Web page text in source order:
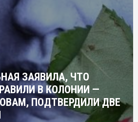
ЗАЯВИЛА, ЧТО
В КОЛОНИИ —
ПОДТВЕРДИЛИ ДВЕ